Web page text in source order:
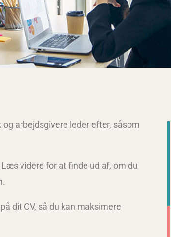
arbejdsgivere leder efter, såsom
videre for at finde ud af, om du
dit CV, så du kan maksimere